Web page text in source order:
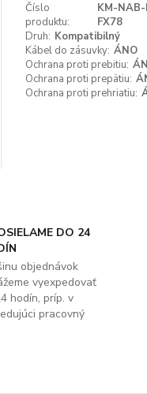
Číslo
produktu:
KM-
FX78
Druh: Kompatibilný
Kábel do zásuvky: ÁNO
Ochrana proti prebitiu:
Ochrana proti prepätiu:
Ochrana proti prehriatiu:
DO 24
objednávok
vyexpedovať
hodín, príp. v
pracovný